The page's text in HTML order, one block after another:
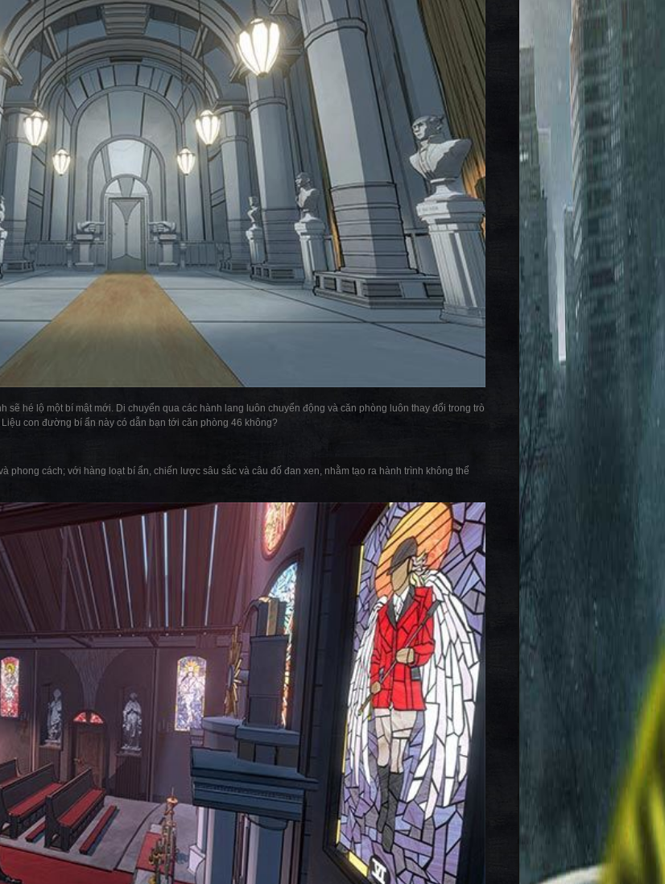
sẽ hé lộ một bí mật mới. Di chuyển qua các hành lang luôn chuyển động và căn phòng luôn thay đổi trong trò
con đường bí ẩn này có dẫn bạn tới căn phòng 46 không?
phong cách; với hàng loạt bí ẩn, chiến lược sâu sắc và câu đố đan xen, nhằm tạo ra hành trình không thể